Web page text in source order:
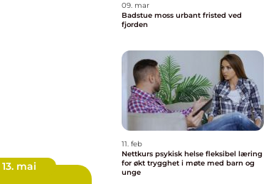
13. mai
09. mar
Badstue moss urbant fristed ved
fjorden
11. feb
Nettkurs psykisk helse fleksibel læring
for økt trygghet i møte med barn og
unge